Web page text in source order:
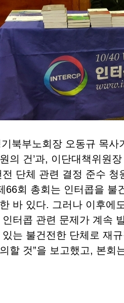
북부노회장 오동규 목사
의 건’과, 이단대책위원
단체 관련 결정 준수 청
66회 총회는 인터콥을
바 있다. 그러나 이후에
인터콥 관련 문제가 계속
는 불건전한 단체로 재
할 것”을 보고했고, 본회